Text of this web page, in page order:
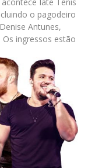
o pagodeiro
Antunes,
ingressos estão